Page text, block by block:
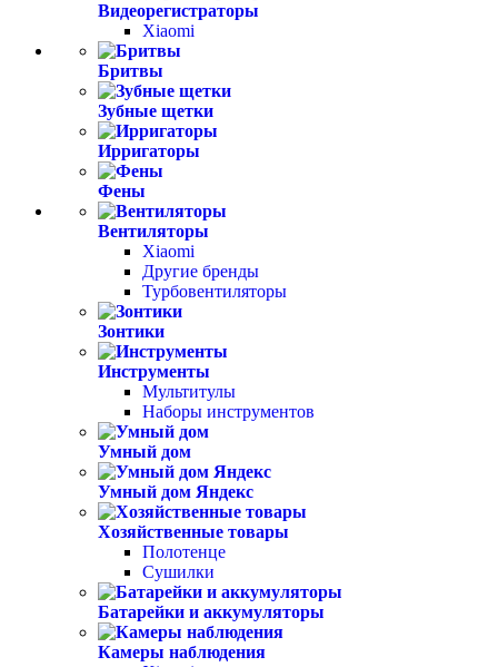
Видеорегистраторы
Xiaomi
Бритвы
Зубные щетки
Ирригаторы
Фены
Вентиляторы
Xiaomi
Другие бренды
Турбовентиляторы
Зонтики
Инструменты
Мультитулы
Наборы инструментов
Умный дом
Умный дом Яндекс
Хозяйственные товары
Полотенце
Сушилки
Батарейки и аккумуляторы
Камеры наблюдения